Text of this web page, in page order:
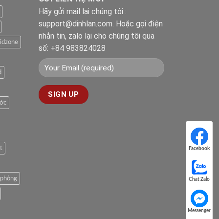
Facebook
Chat Zalo
Messenger
Hãy gửi mail lại chúng tôi :
support@dinhlan.com. Hoặc gọi điện
nhắn tin, zalo lại cho chúng tôi qua
số: +84 983824028
Facebook
Chat Zalo
Messenger